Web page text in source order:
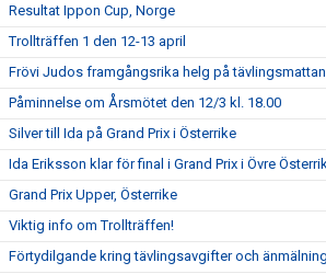
Resultat Ippon Cup, Norge
Trollträffen 1 den 12-13 april
Frövi Judos framgångsrika helg på
Påminnelse om Årsmötet den 12/3 kl. 18.00
Silver till Ida på Grand Prix i Österrike
Ida Eriksson klar för final i Grand Prix i Övre
Grand Prix Upper, Österrike
Viktig info om Trollträffen!
Förtydilgande kring tävlingsavgifter och